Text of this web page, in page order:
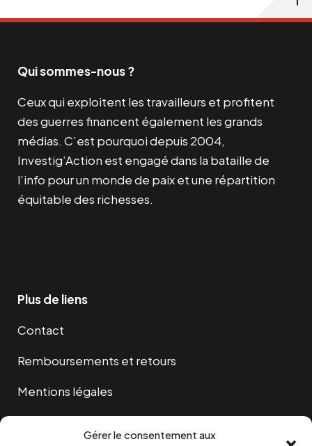
Gérer le consentement aux
Qui sommes-nous ?
Ceux qui exploitent les travailleurs et profitent
des guerres financent également les grands
médias. C’est pourquoi depuis 2004,
Investig’Action est engagé dans la bataille de
l’info pour un monde de paix et une répartition
équitable des richesses.
Plus de liens
Contact
Remboursements et retours
Mentions légales